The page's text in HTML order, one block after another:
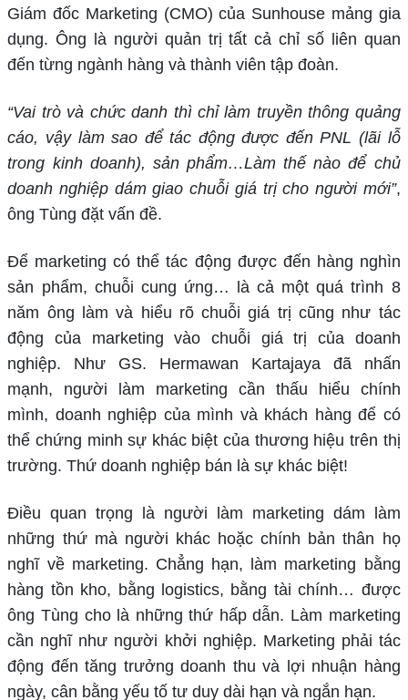
Giám đốc Marketing (CMO) của Sunhouse mảng gia
dụng. Ông là người quản trị tất cả chỉ số liên quan
đến từng ngành hàng và thành viên tập đoàn.
“Vai trò và chức danh thì chỉ làm truyền thông quảng
cáo, vậy làm sao để tác động được đến PNL (lãi lỗ
trong kinh doanh), sản phẩm…Làm thế nào để chủ
doanh nghiệp dám giao chuỗi giá trị cho người mới”,
ông Tùng đặt vấn đề.
Để marketing có thể tác động được đến hàng nghìn
sản phẩm, chuỗi cung ứng… là cả một quá trình 8
năm ông làm và hiểu rõ chuỗi giá trị cũng như tác
động của marketing vào chuỗi giá trị của doanh
nghiệp. Như GS. Hermawan Kartajaya đã nhấn
mạnh, người làm marketing cần thấu hiểu chính
mình, doanh nghiệp của mình và khách hàng để có
thể chứng minh sự khác biệt của thương hiệu trên thị
trường. Thứ doanh nghiệp bán là sự khác biệt!
Điều quan trọng là người làm marketing dám làm
những thứ mà người khác hoặc chính bản thân họ
nghĩ về marketing. Chẳng hạn, làm marketing bằng
hàng tồn kho, bằng logistics, bằng tài chính… được
ông Tùng cho là những thứ hấp dẫn. Làm marketing
cần nghĩ như người khởi nghiệp. Marketing phải tác
động đến tăng trưởng doanh thu và lợi nhuận hàng
ngày, cân bằng yếu tố tư duy dài hạn và ngắn hạn.